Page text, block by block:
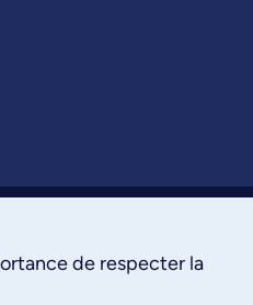
de respecter la